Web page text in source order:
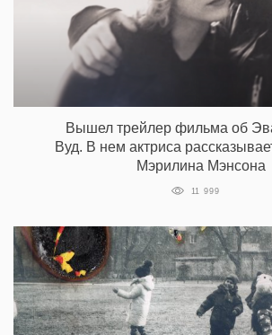
Вышел трейлер фильма об
Вуд. В нем актриса
Мэрилина Мэнсона
11 999